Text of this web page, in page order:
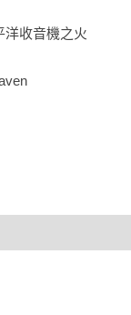
洋收音機之火